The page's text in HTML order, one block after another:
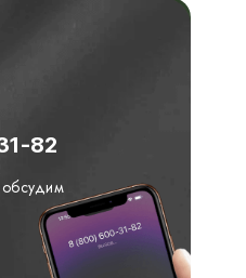
82
обсудим